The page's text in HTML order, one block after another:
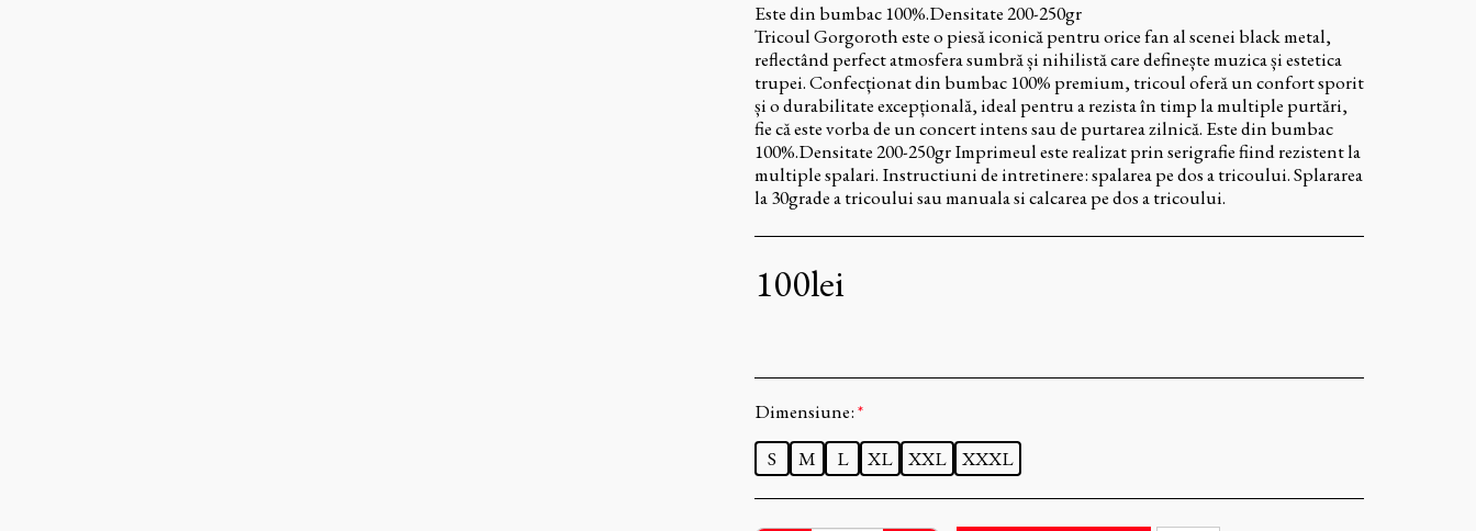
Este din bumbac 100%.Densitate 200-250gr
Tricoul Gorgoroth este o piesă iconică pentru orice fan al scenei black metal,
reflectând perfect atmosfera sumbră și nihilistă care definește muzica și estetica
trupei. Confecționat din bumbac 100% premium, tricoul oferă un confort sporit
și o durabilitate excepțională, ideal pentru a rezista în timp la multiple purtări,
fie că este vorba de un concert intens sau de purtarea zilnică. Este din bumbac
100%.Densitate 200-250gr Imprimeul este realizat prin serigrafie fiind rezistent la
multiple spalari. Instructiuni de intretinere: spalarea pe dos a tricoului. Splararea
la 30grade a tricoului sau manuala si calcarea pe dos a tricoului.
100lei
Dimensiune:*
S
M L XL XXL XXXL